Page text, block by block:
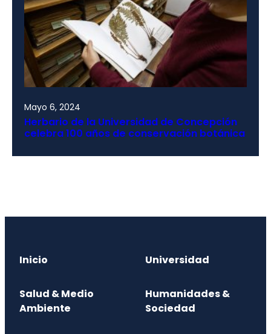
Mayo 6, 2024
Herbario de la Universidad de Concepción
celebra 100 años de conservación botánica
Inicio Universidad
Salud & Medio
Ambiente
Humanidades &
Sociedad